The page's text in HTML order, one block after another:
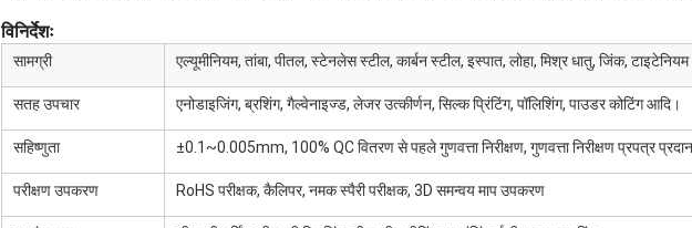
विनिर्देशः
सामग्री एल्यूमीनियम, तांबा, पीतल, स्टेनलेस स्टील, कार्बन स्टील, इस्पात, लोहा, मिश्र धातु, जिंक,
सतह उपचार एनोडाइजिंग, ब्रशिंग, गैल्वेनाइज्ड, लेजर उत्कीर्णन, सिल्क प्रिंटिंग, पॉलिशिंग, पाउडर कोटिंग आदि।
सहिष्णुता ±0.1~0.005mm, 100% QC वितरण से पहले गुणवत्ता निरीक्षण, गुणवत्ता निरीक्षण प्रपत्र
परीक्षण उपकरण RoHS परीक्षक, कैलिपर, नमक स्पैरी परीक्षक, 3D समन्वय माप उपकरण